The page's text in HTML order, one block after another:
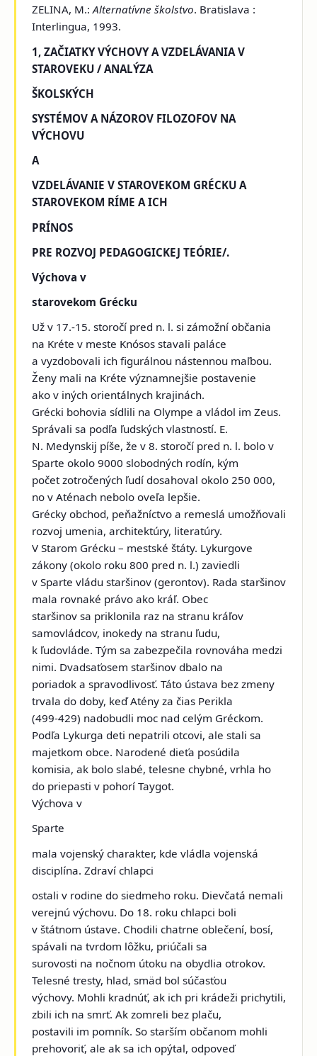
ZELINA, M.:Alternatívne školstvo. Bratislava :
Interlingua, 1993.
1, ZAČIATKY VÝCHOVY A VZDELÁVANIA V
STAROVEKU / ANALÝZA
ŠKOLSKÝCH
SYSTÉMOV A NÁZOROV FILOZOFOV NA
VÝCHOVU
A
VZDELÁVANIE V STAROVEKOM GRÉCKU A
STAROVEKOM RÍME A ICH
PRÍNOS
PRE ROZVOJ PEDAGOGICKEJ TEÓRIE/.
Výchova v
starovekom Grécku
Už v 17.-15. storočí pred n. l. si zámožní občania
na Kréte v meste Knósos stavali paláce
a vyzdobovali ich figurálnou nástennou maľbou.
Ženy mali na Kréte významnejšie postavenie
ako v iných orientálnych krajinách.
Grécki bohovia sídlili na Olympe a vládol im Zeus.
Správali sa podľa ľudských vlastností. E.
N. Medynskij píše, že v 8. storočí pred n. l. bolo v
Sparte okolo 9000 slobodných rodín, kým
počet zotročených ľudí dosahoval okolo 250 000,
no v Aténach nebolo oveľa lepšie.
Grécky obchod, peňažníctvo a remeslá umožňovali
rozvoj umenia, architektúry, literatúry.
V Starom Grécku – mestské štáty. Lykurgove
zákony (okolo roku 800 pred n. l.) zaviedli
v Sparte vládu staršinov (gerontov). Rada staršinov
mala rovnaké právo ako kráľ. Obec
staršinov sa priklonila raz na stranu kráľov
samovládcov, inokedy na stranu ľudu,
k ľudovláde. Tým sa zabezpečila rovnováha medzi
nimi. Dvadsaťosem staršinov dbalo na
poriadok a spravodlivosť. Táto ústava bez zmeny
trvala do doby, keď Atény za čias Perikla
(499-429) nadobudli moc nad celým Gréckom.
Podľa Lykurga deti nepatrili otcovi, ale stali sa
majetkom obce. Narodené dieťa posúdila
komisia, ak bolo slabé, telesne chybné, vrhla ho
do priepasti v pohorí Taygot.
Výchova v
Sparte
mala vojenský charakter, kde vládla vojenská
disciplína. Zdraví chlapci
ostali v rodine do siedmeho roku. Dievčatá nemali
verejnú výchovu. Do 18. roku chlapci boli
v štátnom ústave. Chodili chatrne oblečení, bosí,
spávali na tvrdom lôžku, priúčali sa
surovosti na nočnom útoku na obydlia otrokov.
Telesné tresty, hlad, smäd bol súčasťou
výchovy. Mohli kradnúť, ak ich pri krádeži prichytili,
zbili ich na smrť. Ak zomreli bez plaču,
postavili im pomník. So starším občanom mohli
prehovoriť, ale ak sa ich opýtal, odpoveď